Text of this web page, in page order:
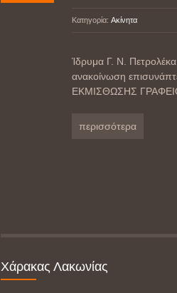
Κατηγορία: Ακίνητα
Ίδρυμα Γ. Ν.
ανακοίνωση
ΕΚΜΙΣΘΩΣΗΣ
περισσότερα
Χάρακας Λακωνίας